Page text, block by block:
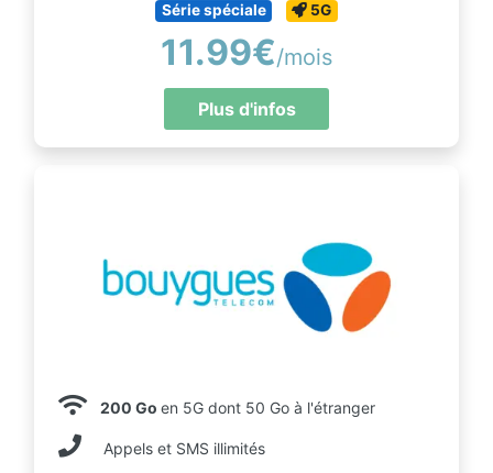
Série spéciale 5G
11.99€/mois
Plus d'infos
200 Go en 5G dont 50 Go à l'étranger
Appels et SMS illimités